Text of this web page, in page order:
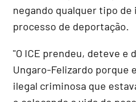
negando qualquer tipo
processo de deportação.
"O ICE prendeu, deteve e
Ungaro-Felizardo porque
ilegal criminosa que